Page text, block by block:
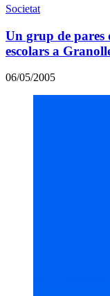
Societat
Un grup de pares
escolars a
06/05/2005